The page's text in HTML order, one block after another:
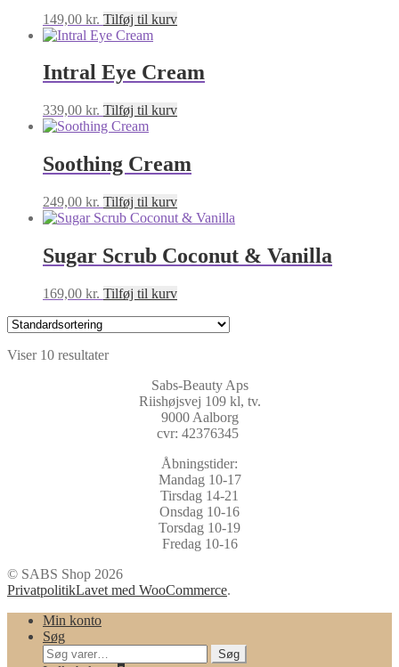
149,00 kr. Tilføj til kurv
Intral Eye Cream
339,00 kr. Tilføj til kurv
Soothing Cream
249,00 kr. Tilføj til kurv
Sugar Scrub Coconut & Vanilla
169,00 kr. Tilføj til kurv
Viser 10 resultater
Sabs-Beauty Aps
Riishøjsvej 109 kl, tv.
9000 Aalborg
cvr: 42376345
Åbningstider:
Mandag 10-17
Tirsdag 14-21
Onsdag 10-16
Torsdag 10-19
Fredag 10-16
© SABS Shop 2026
PrivatpolitikLavet med WooCommerce.
Min konto
Søg
Søg
Søg